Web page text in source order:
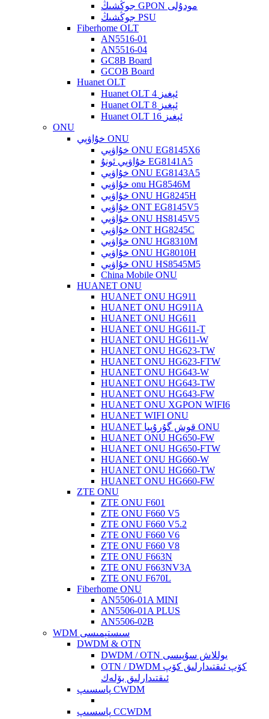
جوڭشىڭ GPON مودۇلى
جوڭشىڭ PSU
Fiberhome OLT
AN5516-01
AN5516-04
GC8B Board
GCOB Board
Huanet OLT
Huanet OLT 4 ئېغىز
Huanet OLT 8 ئېغىز
Huanet OLT 16 ئېغىز
ONU
خۇاۋېي ONU
خۇاۋېي ONU EG8145X6
خۇاۋېي ئونۇ EG8141A5
خۇاۋېي ONU EG8143A5
خۇاۋېي onu HG8546M
خۇاۋېي ONU HG8245H
خۇاۋېي ONT EG8145V5
خۇاۋېي ONU HS8145V5
خۇاۋېي ONT HG8245C
خۇاۋېي ONU HG8310M
خۇاۋېي ONU HG8010H
خۇاۋېي ONU HS8545M5
China Mobile ONU
HUANET ONU
HUANET ONU HG911
HUANET ONU HG911A
HUANET ONU HG611
HUANET ONU HG611-T
HUANET ONU HG611-W
HUANET ONU HG623-TW
HUANET ONU HG623-FTW
HUANET ONU HG643-W
HUANET ONU HG643-TW
HUANET ONU HG643-FW
HUANET ONU XGPON WIFI6
HUANET WIFI ONU
HUANET قوش گۇرۇپپا ONU
HUANET ONU HG650-FW
HUANET ONU HG650-FTW
HUANET ONU HG660-W
HUANET ONU HG660-TW
HUANET ONU HG660-FW
ZTE ONU
ZTE ONU F601
ZTE ONU F660 V5
ZTE ONU F660 V5.2
ZTE ONU F660 V6
ZTE ONU F660 V8
ZTE ONU F663N
ZTE ONU F663NV3A
ZTE ONU F670L
Fiberhome ONU
AN5506-01A MINI
AN5506-01A PLUS
AN5506-02B
WDM سىستېمىسى
DWDM & OTN
DWDM / OTN يوللاش سۇپىسى
OTN / DWDM كۆپ ئىقتىدارلىق كۆپ
ئىقتىدارلىق بۆلەك
پاسسىپ CWDM
پاسسىپ CCWDM